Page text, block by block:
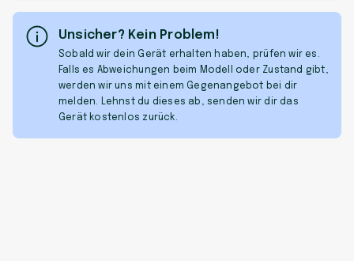
Unsicher? Kein Problem!
Sobald wir dein Gerät erhalten haben, prüfen wir es.
Falls es Abweichungen beim Modell oder Zustand gibt,
werden wir uns mit einem Gegenangebot bei dir
melden. Lehnst du dieses ab, senden wir dir das
Gerät kostenlos zurück.